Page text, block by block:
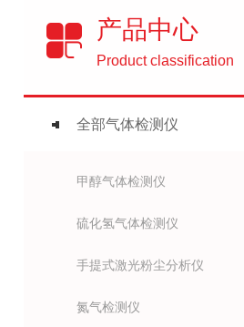
产品中心
Product classification
全部气体检测仪
甲醇气体检测仪
硫化氢气体检测仪
手提式激光粉尘分析仪
氮气检测仪